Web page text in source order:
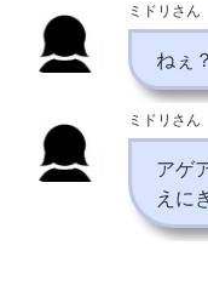
ミドリさん
ねぇ？
ミドリさん
アゲ
えに